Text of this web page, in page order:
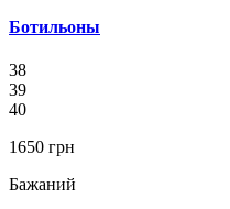
Ботильоны
38
39
40
1650 грн
Бажаний